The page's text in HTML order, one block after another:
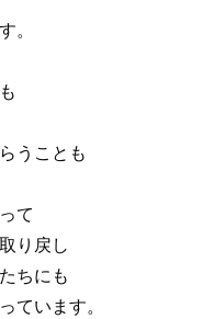
。
うことも
て
り戻し
ちにも
ています。